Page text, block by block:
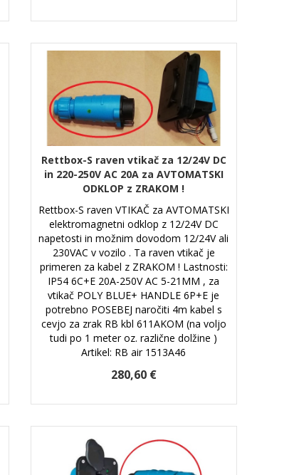
Rettbox-S raven vtikač za 12/24V DC
in 220-250V AC 20A za AVTOMATSKI
ODKLOP z ZRAKOM !
Rettbox-S raven VTIKAČ za AVTOMATSKI
elektromagnetni odklop z 12/24V DC
napetosti in možnim dovodom 12/24V ali
230VAC v vozilo . Ta raven vtikač je
primeren za kabel z ZRAKOM ! Lastnosti:
IP54 6C+E 20A-250V AC 5-21MM , za
vtikač POLY BLUE+ HANDLE 6P+E je
potrebno POSEBEJ naročiti 4m kabel s
cevjo za zrak RB kbl 611AKOM (na voljo
tudi po 1 meter oz. različne dolžine )
Artikel: RB air 1513A46
280,60 €